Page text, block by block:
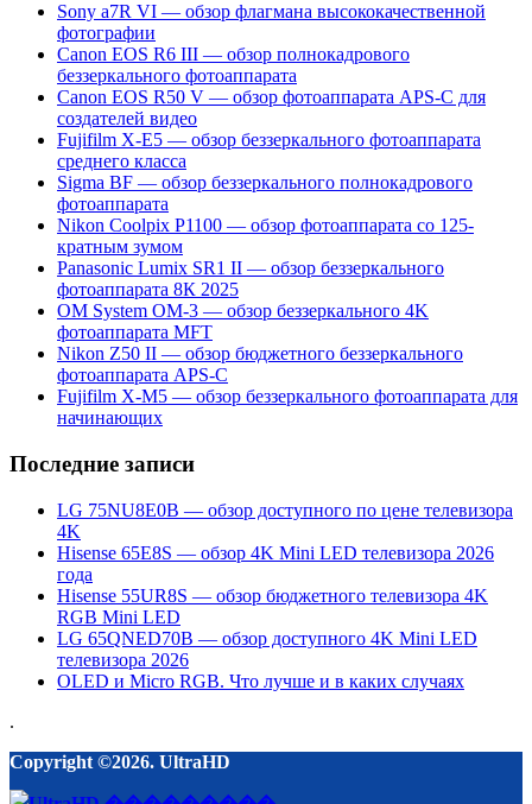
Sony a7R VI — обзор флагмана высококачественной
фотографии
Canon EOS R6 III — обзор полнокадрового
беззеркального фотоаппарата
Canon EOS R50 V — обзор фотоаппарата APS-C для
создателей видео
Fujifilm X-E5 — обзор беззеркального фотоаппарата
среднего класса
Sigma BF — обзор беззеркального полнокадрового
фотоаппарата
Nikon Coolpix P1100 — обзор фотоаппарата со 125-
кратным зумом
Panasonic Lumix SR1 II — обзор беззеркального
фотоаппарата 8К 2025
OM System OM-3 — обзор беззеркального 4K
фотоаппарата MFT
Nikon Z50 II — обзор бюджетного беззеркального
фотоаппарата APS-C
Fujifilm X-M5 — обзор беззеркального фотоаппарата для
начинающих
Последние записи
LG 75NU8E0B — обзор доступного по цене телевизора
4K
Hisense 65E8S — обзор 4K Mini LED телевизора 2026
года
Hisense 55UR8S — обзор бюджетного телевизора 4K
RGB Mini LED
LG 65QNED70B — обзор доступного 4K Mini LED
телевизора 2026
OLED и Micro RGB. Что лучше и в каких случаях
.
Copyright ©2026. UltraHD